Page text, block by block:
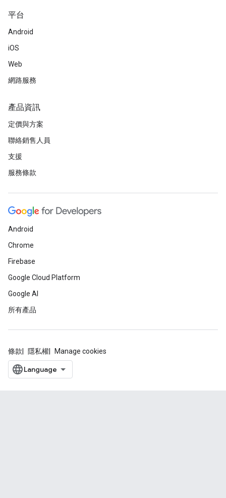
平台
Android
iOS
Web
網路服務
產品資訊
定價與方案
聯絡銷售人員
支援
服務條款
Android
Chrome
Firebase
Google Cloud Platform
Google AI
所有產品
條款 隱私權 Manage cookies